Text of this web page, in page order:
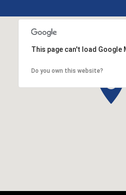
This page can't load Google
Do you own this website?